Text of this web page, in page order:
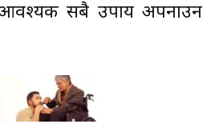
आवश्यक सबै उपाय अपनाउन